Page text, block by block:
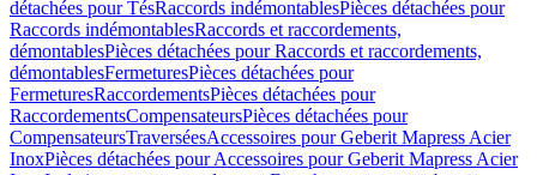
détachées pour TésRaccords indémontablesPièces détachées pour
Raccords indémontablesRaccords et raccordements,
démontablesPièces détachées pour Raccords et raccordements,
démontablesFermeturesPièces détachées pour
FermeturesRaccordementsPièces détachées pour
RaccordementsCompensateursPièces détachées pour
CompensateursTraverséesAccessoires pour Geberit Mapress Acier
InoxPièces détachées pour Accessoires pour Geberit Mapress Acier